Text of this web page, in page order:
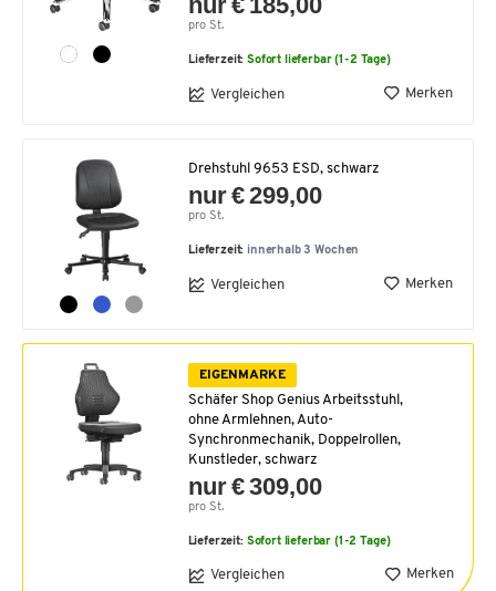
pro St.
Lieferzeit:Sofort lieferbar (1-2 Tage)
Vergleichen Merken
Drehstuhl 9653 ESD, schwarz
nur € 299,00
pro St.
Lieferzeit: innerhalb 3 Wochen
Vergleichen Merken
EIGENMARKE
Schäfer Shop Genius Arbeitsstuhl,
ohne Armlehnen, Auto-
Synchronmechanik, Doppelrollen,
Kunstleder, schwarz
nur € 309,00
pro St.
Lieferzeit: Sofort lieferbar (1-2 Tage)
Vergleichen Merken